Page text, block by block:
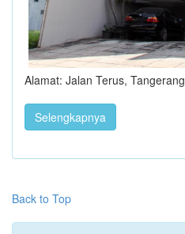
Alamat: Jalan Terus, Tangerang
Selengkapnya
Back to Top